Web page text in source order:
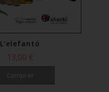
L'elefantó
13,00 €